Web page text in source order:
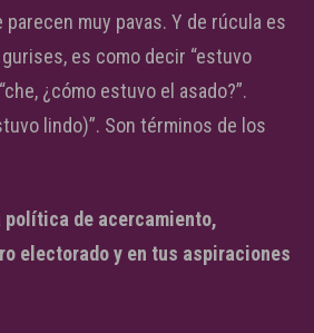
muy pavas. Y de rúcula es
es como decir “estuvo
¿cómo estuvo el asado?”.
lindo)”. Son términos de los
política de acercamiento,
electorado y en tus aspiraciones